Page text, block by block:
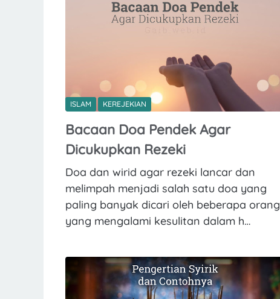
ISLAM KEREJEKIAN
Bacaan Doa Pendek Agar
Dicukupkan Rezeki
Doa dan wirid agar rezeki lancar dan
melimpah menjadi salah satu doa yang
paling banyak dicari oleh beberapa orang
yang mengalami kesulitan dalam h…